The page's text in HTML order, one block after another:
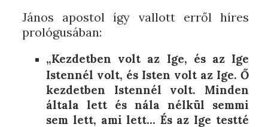
János apostol így vallott erről híres
prológusában:
„Kezdetben volt az Ige, és az Ige
Istennél volt, és Isten volt az Ige. Ő
kezdetben Istennél volt. Minden
általa lett és nála nélkül semmi
sem lett, ami lett… És az Ige testté